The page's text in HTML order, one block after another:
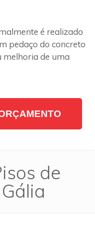
é realizado
pedaço do concreto
de uma
de